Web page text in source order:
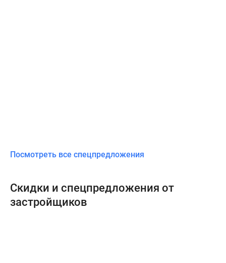
Посмотреть все спецпредложения
Скидки и спецпредложения от
застройщиков